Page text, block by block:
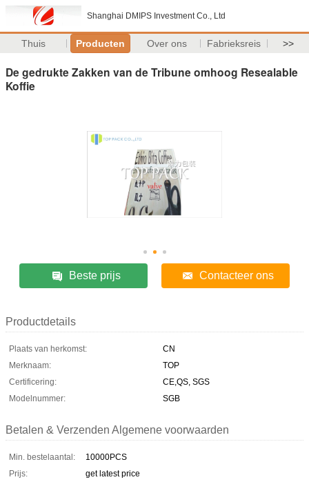
Shanghai DMIPS Investment Co., Ltd
Thuis Producten Over ons Fabrieksreis >>
De gedrukte Zakken van de Tribune omhoog Resealable
Koffie
Beste prijs Contacteer ons
Productdetails
Plaats van herkomst:
CN
Merknaam:
TOP
Certificering:
CE,QS, SGS
Modelnummer:
SGB
Betalen & Verzenden Algemene voorwaarden
Min. bestelaantal:
10000PCS
Prijs:
get latest price